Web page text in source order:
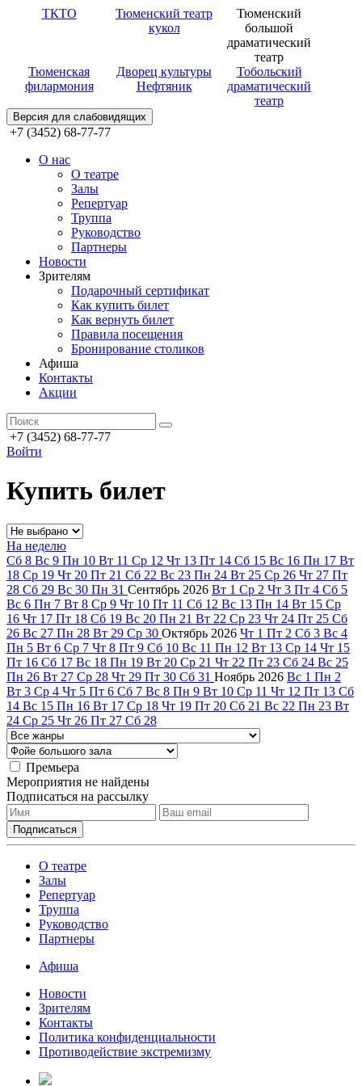
ТКТО
Тюменский театр
кукол
Тюменский
большой
драматический
театр
Тюменская
филармония
Дворец культуры
Нефтяник
Тобольский
драматический
театр
Версия для слабовидящих
+7 (3452) 68-77-77
О нас
О театре
Залы
Репертуар
Труппа
Руководство
Партнеры
Новости
Зрителям
Подарочный сертификат
Как купить билет
Как вернуть билет
Правила посещения
Бронирование столиков
Афиша
Контакты
Акции
+7 (3452) 68-77-77
Войти
Купить билет
На неделю
Сб 8 Вс 9 Пн 10 Вт 11 Ср 12 Чт 13 Пт 14 Сб 15 Вс 16 Пн 17 Вт
18 Ср 19 Чт 20 Пт 21 Сб 22 Вс 23 Пн 24 Вт 25 Ср 26 Чт 27 Пт
28 Сб 29 Вс 30 Пн 31 Сентябрь 2026 Вт 1 Ср 2 Чт 3 Пт 4 Сб 5
Вс 6 Пн 7 Вт 8 Ср 9 Чт 10 Пт 11 Сб 12 Вс 13 Пн 14 Вт 15 Ср
16 Чт 17 Пт 18 Сб 19 Вс 20 Пн 21 Вт 22 Ср 23 Чт 24 Пт 25 Сб
26 Вс 27 Пн 28 Вт 29 Ср 30 Октябрь 2026 Чт 1 Пт 2 Сб 3 Вс 4
Пн 5 Вт 6 Ср 7 Чт 8 Пт 9 Сб 10 Вс 11 Пн 12 Вт 13 Ср 14 Чт 15
Пт 16 Сб 17 Вс 18 Пн 19 Вт 20 Ср 21 Чт 22 Пт 23 Сб 24 Вс 25
Пн 26 Вт 27 Ср 28 Чт 29 Пт 30 Сб 31 Ноябрь 2026 Вс 1 Пн 2
Вт 3 Ср 4 Чт 5 Пт 6 Сб 7 Вс 8 Пн 9 Вт 10 Ср 11 Чт 12 Пт 13 Сб
14 Вс 15 Пн 16 Вт 17 Ср 18 Чт 19 Пт 20 Сб 21 Вс 22 Пн 23 Вт
24 Ср 25 Чт 26 Пт 27 Сб 28
Премьера
Мероприятия не найдены
Подписаться на рассылку
О театре
Залы
Репертуар
Труппа
Руководство
Партнеры
Афиша
Новости
Зрителям
Контакты
Политика конфиденциальности
Противодействие экстремизму